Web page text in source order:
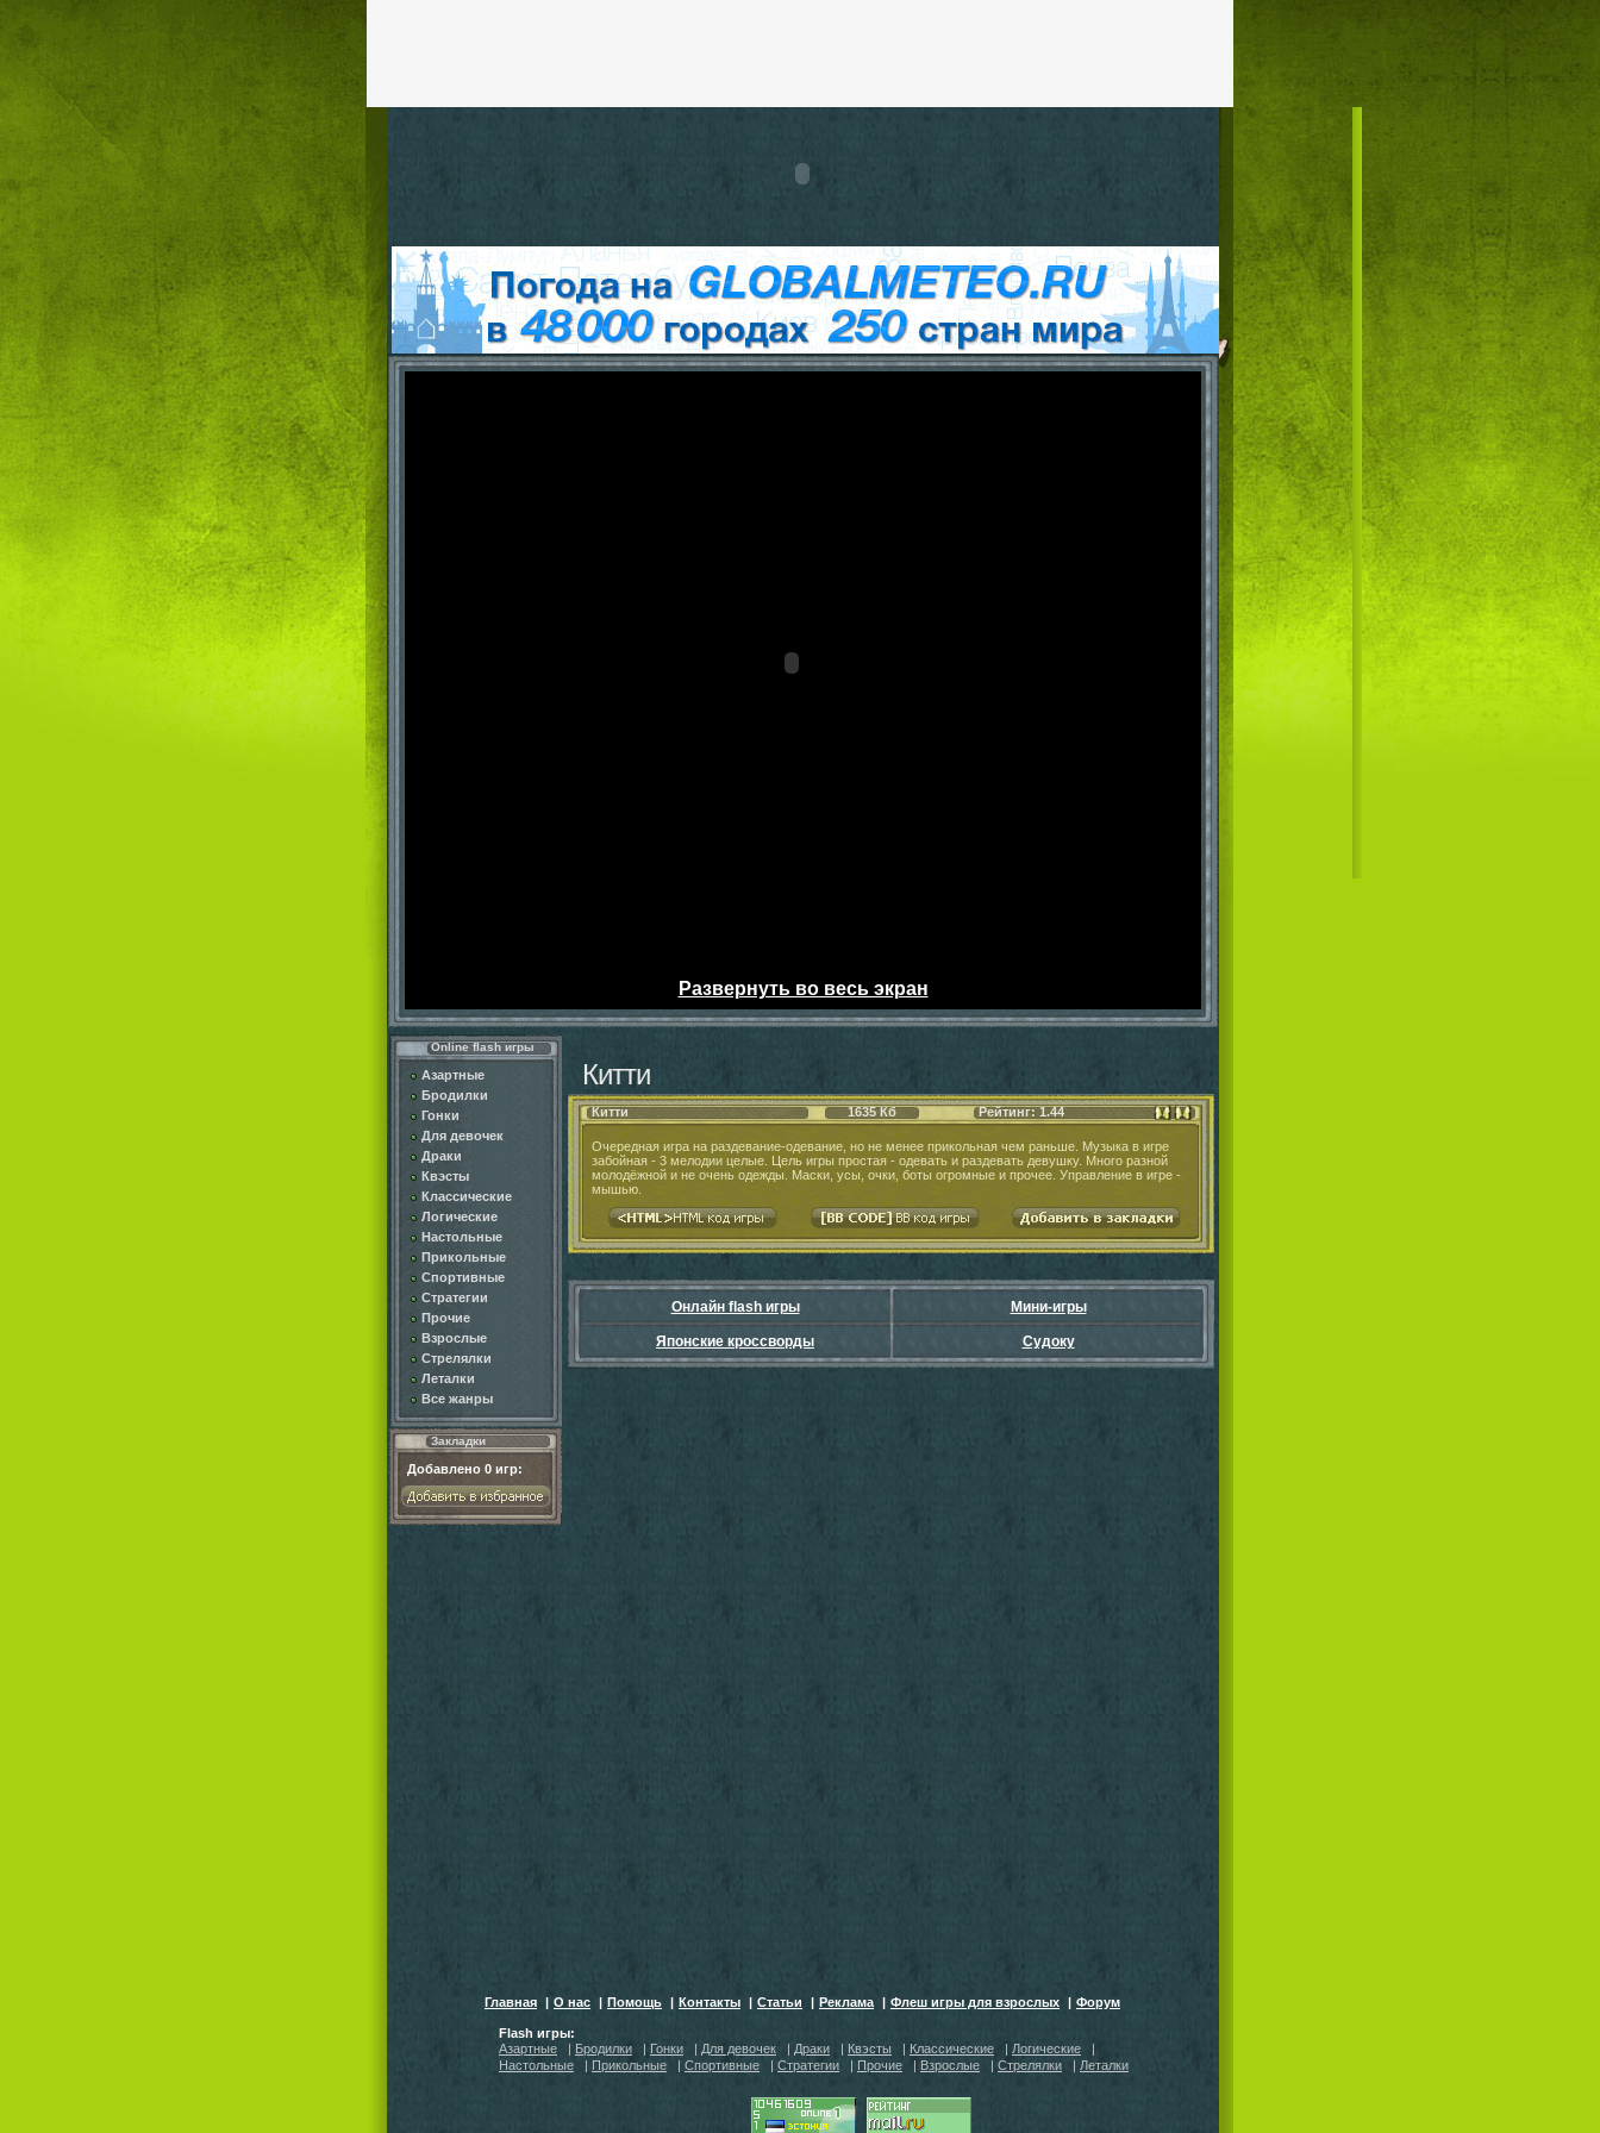
Развернуть во весь экран
Online flash игры
Азартные
Бродилки
Гонки
Для девочек
Драки
Квэсты
Классические
Логические
Настольные
Прикольные
Спортивные
Стратегии
Прочие
Взрослые
Стрелялки
Леталки
Все жанры
Закладки
Добавлено 0 игр:
Китти
Китти 1635 Кб Рейтинг: 1.44
Очередная игра на раздевание-одевание, но не менее прикольная чем раньше. Музыка в игре
забойная - 3 мелодии целые. Цель игры простая - одевать и раздевать девушку. Много разной
молодёжной и не очень одежды. Маски, усы, очки, боты огромные и прочее. Управление в игре -
мышью.
Онлайн flash игры Мини-игры
Японские кроссворды Судоку
Главная | О нас | Помощь | Контакты | Статьи | Реклама | Флеш игры для взрослых | Форум
Flash игры:
Азартные
| Бродилки | Гонки | Для девочек | Драки | Квэсты | Классические | Логические
|
Настольные
| Прикольные | Спортивные | Стратегии | Прочие | Взрослые | Стрелялки | Леталки